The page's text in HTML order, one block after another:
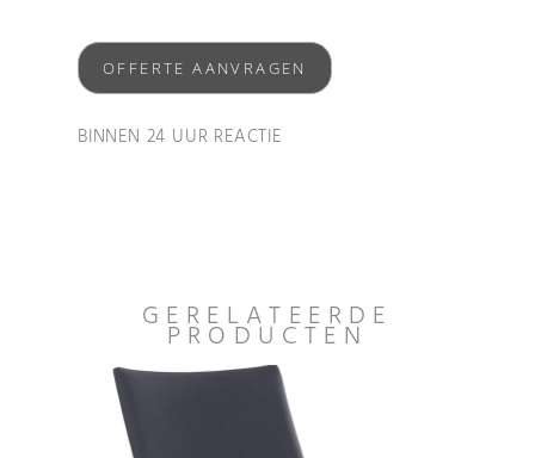
OFFERTE AANVRAGEN
BINNEN 24 UUR REACTIE
GERELATEERDE
PRODUCTEN